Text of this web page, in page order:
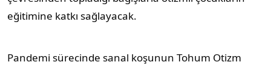
eğitimine katkı sağlayacak.
Pandemi sürecinde sanal koşunun Tohum Otizm